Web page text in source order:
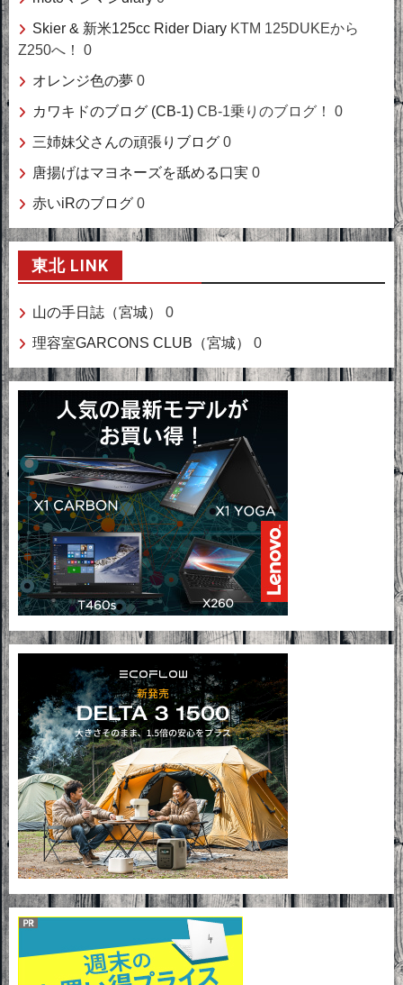
Skier & 新米125cc Rider Diary KTM 125DUKEから
Z250へ！ 0
オレンジ色の夢 0
カワキドのブログ (CB-1) CB-1乗りのブログ！ 0
三姉妹父さんの頑張りブログ 0
唐揚げはマヨネーズを舐める口実 0
赤いiRのブログ 0
東北 LINK
山の手日誌（宮城）
0
理容室GARCONS CLUB（宮城）
0